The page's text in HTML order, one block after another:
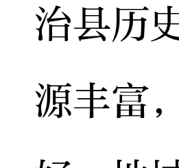
治县历
源丰富